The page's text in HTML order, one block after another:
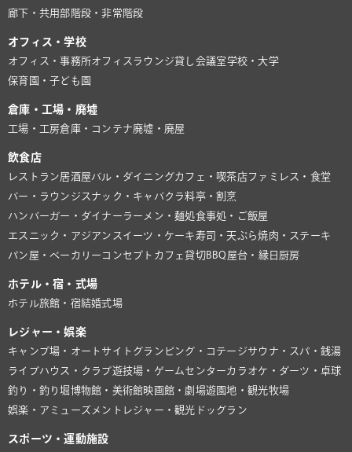
廊下・共用部 階段・非常階段
オフィス・学校
オフィス・事務所オフィスラウンジ貸し会議室学校・大学
保育園・子ども園
倉庫・工場・廃墟
工場・工房倉庫・コンテナ廃墟・廃屋
飲食店
レストラン居酒屋バル・ダイニングカフェ・喫茶店ファミレス・食堂
バー・ラウンジ スナック・キャバクラ料亭・割烹
ハンバーガー・ダイナーラーメン・麺処食事処・ご飯屋
エスニック・アジアン スイーツ・ケーキ寿司・天ぷら焼肉・ステーキ
パン屋・ベーカリー コンセプトカフェ貸切BBQ 屋台・縁日 厨房
ホテル・宿・式場
ホテル旅館・宿結婚式場
レジャー・娯楽
キャンプ場・オートサイト グランピング・コテージサウナ・スパ・銭湯
ライブハウス・クラブ遊技場・ゲームセンターカラオケ・ダーツ・卓球
釣り・釣り堀博物館・美術館映画館・劇場遊園地・観光牧場
娯楽・アミューズメント レジャー・観光 ドッグラン
スポーツ・運動施設